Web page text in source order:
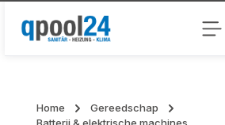
Ga naar de hoofdinhoud
Home
Gereedschap